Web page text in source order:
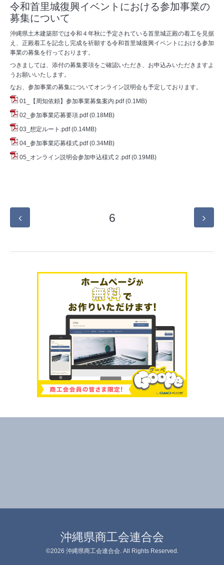
令和首里城復興イベントにおける参加事業の
募集について
沖縄県土木建築部では令和４年秋に予定されている首里城正殿の着工を見据
え、正殿着工を記念し完成を祈願する令和首里城復興イベントにおける参加
事業の募集を行っております。
つきましては、添付の募集要項をご確認いただき、お申込みいただきますよ
うお願いいたします。
なお、参加事業の募集についてオンライン説明会も予定しております。
01_【周知依頼】参加事業募集案内.pdf (0.1MB)
02_参加事業応募要項.pdf (0.18MB)
03_想定ルート.pdf (0.14MB)
04_参加事業応募様式.pdf (0.34MB)
05_オンライン説明会参加申込様式２.pdf (0.19MB)
6
沖縄県商工会連合会
©2026 沖縄県商工会連合会. All Rights Reserved.